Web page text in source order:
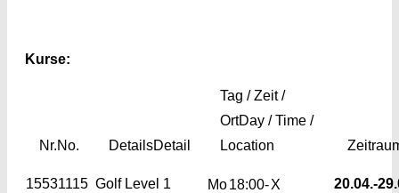
Kurse:
Nr.No. DetailsDetail
Tag / Zeit /
OrtDay / Time /
Location
15531115 Golf Level 1
Mo18:00-X
20.04.-